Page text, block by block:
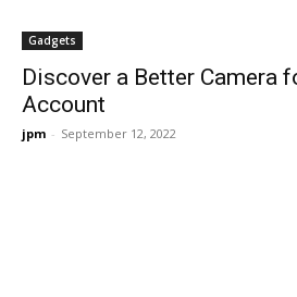
Gadgets
Discover a Better Camera
Account
jpm - September 12, 2022